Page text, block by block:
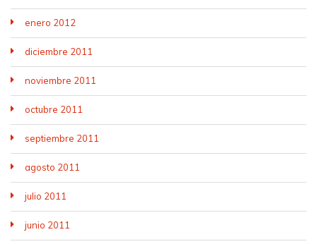
enero 2012
diciembre 2011
noviembre 2011
octubre 2011
septiembre 2011
agosto 2011
julio 2011
junio 2011